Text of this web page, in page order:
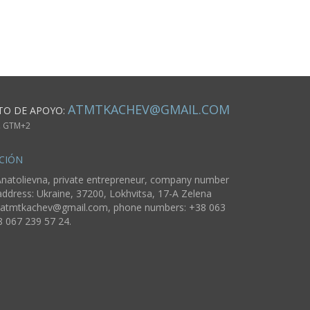
DE APOYO: ATMTKACHEV@GMAIL.COM
GTM+2
private entrepreneur, company number
Ukraine, 37200, Lokhvitsa, 17-A Zelena
atmtkachev@gmail.com, phone numbers: +38 063
067 239 57 24.